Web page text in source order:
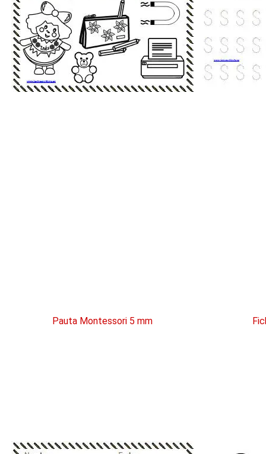
Pauta Montessori 5 mm